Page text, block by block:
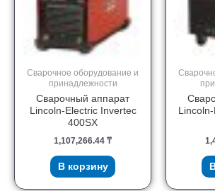
Сварочное оборудование и
принадлежности
Сварочный аппарат
Lincoln-Electric Invertec
400SX
1,107,266.44 ₸
В корзину